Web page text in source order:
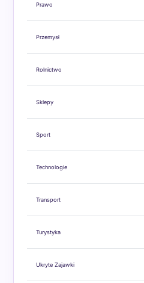
Prawo
Przemysł
Rolnictwo
Sklepy
Sport
Technologie
Transport
Turystyka
Ukryte Zajawki